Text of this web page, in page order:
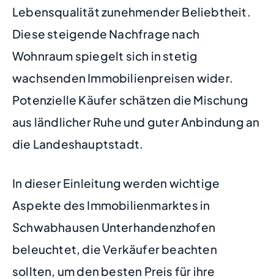
Lebensqualität zunehmender Beliebtheit.
Diese steigende Nachfrage nach
Wohnraum spiegelt sich in stetig
wachsenden Immobilienpreisen wider.
Potenzielle Käufer schätzen die Mischung
aus ländlicher Ruhe und guter Anbindung an
die Landeshauptstadt.
In dieser Einleitung werden wichtige
Aspekte des Immobilienmarktes in
Schwabhausen Unterhandenzhofen
beleuchtet, die Verkäufer beachten
sollten, um den besten Preis für ihre